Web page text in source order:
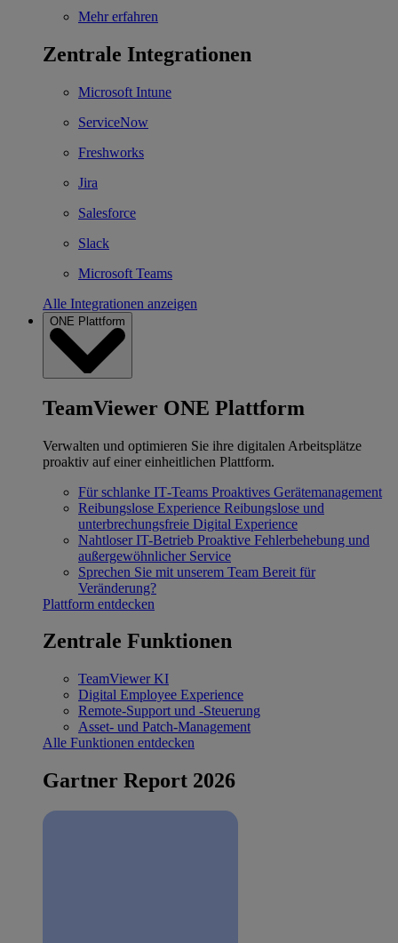
Mehr erfahren
Zentrale Integrationen
Microsoft Intune
ServiceNow
Freshworks
Jira
Salesforce
Slack
Microsoft Teams
Alle Integrationen anzeigen
ONE Plattform
TeamViewer ONE Plattform
Verwalten und optimieren Sie ihre digitalen Arbeitsplätze
proaktiv auf einer einheitlichen Plattform.
Für schlanke IT‐Teams Proaktives Gerätemanagement
Reibungslose Experience Reibungslose und
unterbrechungsfreie Digital Experience
Nahtloser IT-Betrieb Proaktive Fehlerbehebung und
außergewöhnlicher Service
Sprechen Sie mit unserem Team Bereit für
Veränderung?
Plattform entdecken
Zentrale Funktionen
TeamViewer KI
Digital Employee Experience
Remote-Support und -Steuerung
Asset- und Patch-Management
Alle Funktionen entdecken
Gartner Report 2026